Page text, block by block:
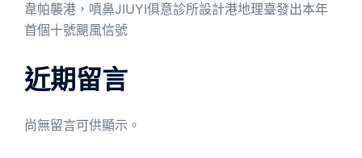
韋帕襲港，噴鼻JIUYI俱意診所設計港地理臺發出本年
首個十號颶風信號
近期留言
尚無留言可供顯示。